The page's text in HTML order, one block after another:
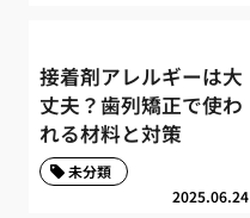
接着剤アレルギーは大
丈夫？歯列矯正で使わ
れる材料と対策
2025.06.24
未分類